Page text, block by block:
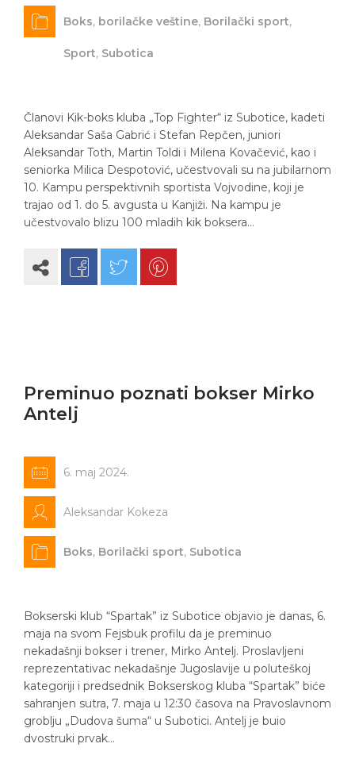
Boks, borilačke veštine, Borilački sport,
Sport, Subotica
Članovi Kik-boks kluba „Top Fighter“ iz Subotice, kadeti
Aleksandar Saša Gabrić i Stefan Repčen, juniori
Aleksandar Toth, Martin Toldi i Milena Kovačević, kao i
seniorka Milica Despotović, učestvovali su na jubilarnom
10. Kampu perspektivnih sportista Vojvodine, koji je
trajao od 1. do 5. avgusta u Kanjiži. Na kampu je
učestvovalo blizu 100 mladih kik boksera…
Preminuo poznati bokser Mirko
Antelj
6. maj 2024.
Aleksandar Kokeza
Boks, Borilački sport, Subotica
Bokserski klub “Spartak” iz Subotice objavio je danas, 6.
maja na svom Fejsbuk profilu da je preminuo
nekadašnji bokser i trener, Mirko Antelj. Proslavljeni
reprezentativac nekadašnje Jugoslavije u poluteškoj
kategoriji i predsednik Bokserskog kluba “Spartak” biće
sahranjen sutra, 7. maja u 12:30 časova na Pravoslavnom
groblju „Dudova šuma“ u Subotici. Antelj je buio
dvostruki prvak…